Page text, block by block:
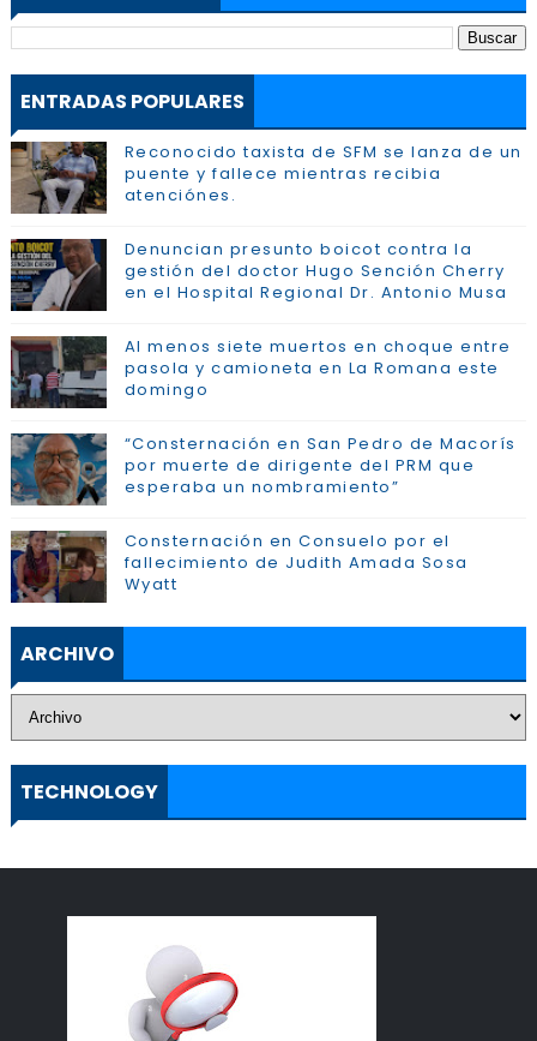
ENTRADAS POPULARES
Reconocido taxista de SFM se lanza de un
puente y fallece mientras recibia
atenciónes.
Denuncian presunto boicot contra la
gestión del doctor Hugo Sención Cherry
en el Hospital Regional Dr. Antonio Musa
Al menos siete muertos en choque entre
pasola y camioneta en La Romana este
domingo
“Consternación en San Pedro de Macorís
por muerte de dirigente del PRM que
esperaba un nombramiento”
Consternación en Consuelo por el
fallecimiento de Judith Amada Sosa
Wyatt
ARCHIVO
TECHNOLOGY